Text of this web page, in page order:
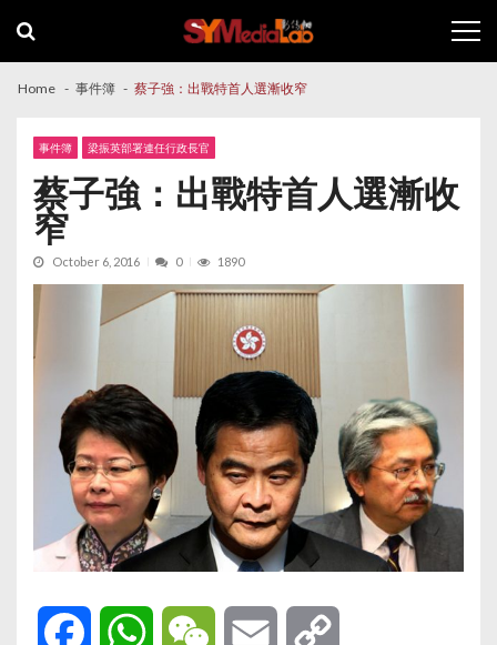
navigation
content
Home 事件簿 蔡子強：出戰特首人選漸收窄
事件簿 梁振英部署連任行政長官
蔡子強：出戰特首人選漸收
窄
October 6, 2016 0 1890
Facebook WhatsAppWeChat Email